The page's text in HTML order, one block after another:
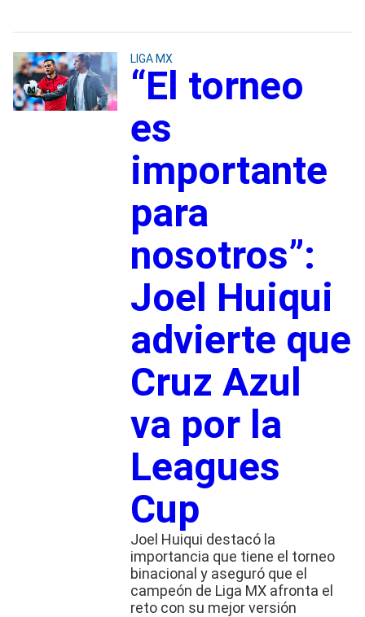
LIGA MX
“El torneo
es
importante
para
nosotros”:
Joel Huiqui
advierte que
Cruz Azul
va por la
Leagues
Cup
Joel Huiqui destacó la
importancia que tiene el torneo
binacional y aseguró que el
campeón de Liga MX afronta el
reto con su mejor versión